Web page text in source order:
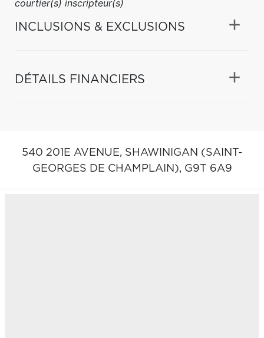
courtier(s) inscripteur(s)
INCLUSIONS & EXCLUSIONS
DÉTAILS FINANCIERS
540 201E AVENUE, SHAWINIGAN (SAINT-
GEORGES DE CHAMPLAIN), G9T 6A9